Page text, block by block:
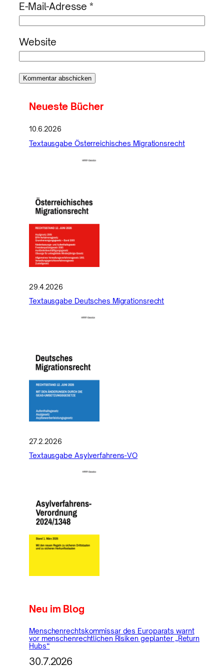
E-Mail-Adresse *
Website
Neueste Bücher
10.6.2026
Textausgabe Österreichisches Migrationsrecht
29.4.2026
Textausgabe Deutsches Migrationsrecht
27.2.2026
Textausgabe Asylverfahrens-VO
Neu im Blog
Menschenrechtskommissar des Europarats warnt
vor menschenrechtlichen Risiken geplanter „Return
Hubs“
30.7.2026